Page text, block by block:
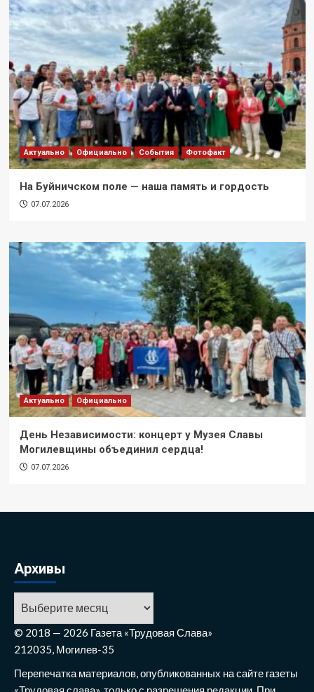
Актуально Официально События Фотофакт
На Буйничском поле — наша память и гордость
07.07.2026
Актуально Официально
День Независимости: концерт у Музея Славы
Могилевщины объединил сердца!
07.07.2026
Архивы
© 2018 — 2026 Газета «Трудовая Слава»
212035, Могилев-35
Перепечатка материалов, опубликованных на сайте газеты